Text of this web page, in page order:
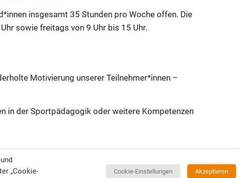
insgesamt 35 Stunden pro Woche offen. Die
sowie freitags von 9 Uhr bis 15 Uhr.
Motivierung unserer Teilnehmer*innen –
in der Sportpädagogik oder weitere Kompetenzen
„Cookie-
Cookie-Einstellungen Akzeptieren